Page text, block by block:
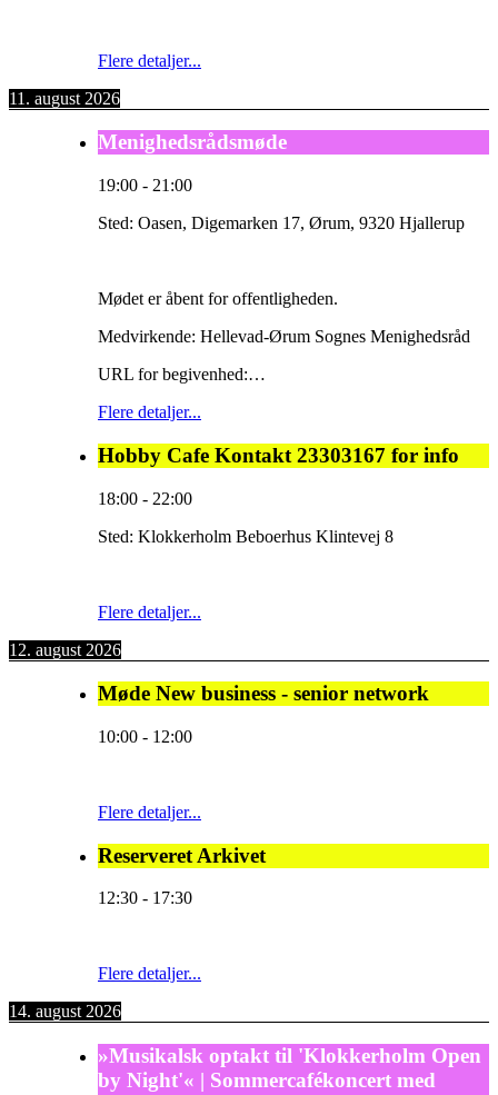
Flere detaljer...
11. august 2026
Menighedsrådsmøde
19:00 - 21:00
Sted: Oasen, Digemarken 17, Ørum, 9320 Hjallerup
Mødet er åbent for offentligheden.
Medvirkende: Hellevad-Ørum Sognes Menighedsråd
URL for begivenhed:…
Flere detaljer...
Hobby Cafe Kontakt 23303167 for info
18:00 - 22:00
Sted: Klokkerholm Beboerhus Klintevej 8
Flere detaljer...
12. august 2026
Møde New business - senior network
10:00 - 12:00
Flere detaljer...
Reserveret Arkivet
12:30 - 17:30
Flere detaljer...
14. august 2026
»Musikalsk optakt til 'Klokkerholm Open
by Night'« | Sommercafékoncert med